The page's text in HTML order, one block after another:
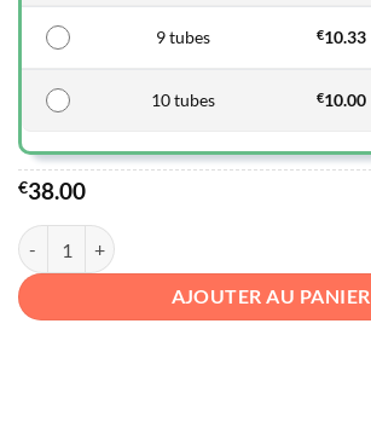
9 tubes €10.33
10 tubes €10.00
€38.00
quantité de Cutacnyl
AJOUTER AU PANIER